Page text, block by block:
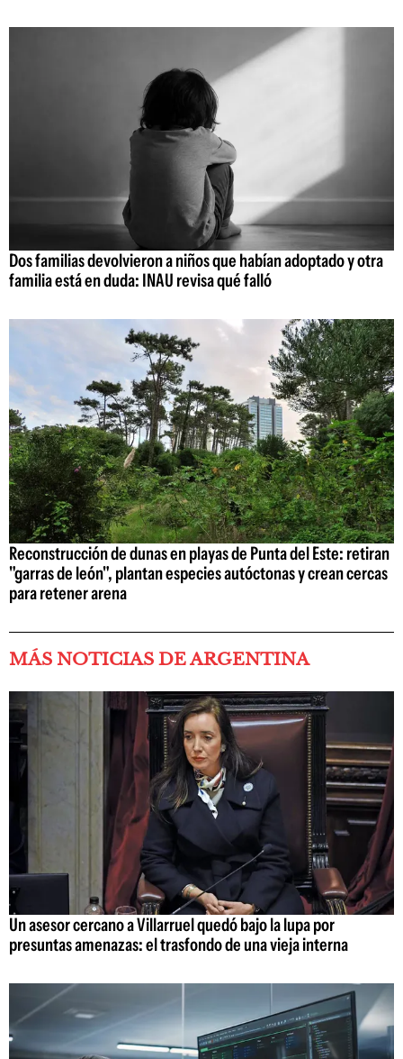
Dos familias devolvieron a niños que habían adoptado y otra
familia está en duda: INAU revisa qué falló
Reconstrucción de dunas en playas de Punta del Este: retiran
"garras de león", plantan especies autóctonas y crean cercas
para retener arena
MÁS NOTICIAS DE ARGENTINA
Un asesor cercano a Villarruel quedó bajo la lupa por
presuntas amenazas: el trasfondo de una vieja interna